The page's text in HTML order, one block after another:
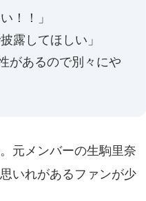
！！」
露してほしい」
があるので別々にや
元メンバーの生駒里奈
いれがあるファンが少